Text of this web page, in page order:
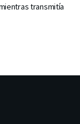
transmitía